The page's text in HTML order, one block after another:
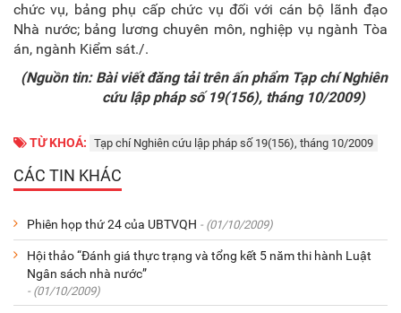
chức vụ, bảng phụ cấp chức vụ đối với cán bộ lãnh đạo
Nhà nước; bảng lương chuyên môn, nghiệp vụ ngành Tòa
án, ngành Kiểm sát./.
(Nguồn tin: Bài viết đăng tải trên ấn phẩm Tạp chí Nghiên
cứu lập pháp số 19(156), tháng 10/2009)
TỪ KHOÁ: Tạp chí Nghiên cứu lập pháp số 19(156), tháng 10/2009
CÁC TIN KHÁC
Phiên họp thứ 24 của UBTVQH - (01/10/2009)
Hội thảo “Đánh giá thực trạng và tổng kết 5 năm thi hành Luật
Ngân sách nhà nước”
- (01/10/2009)